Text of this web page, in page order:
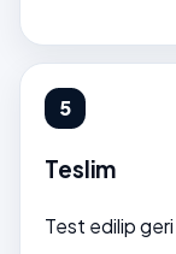
Teslim
Test edilip